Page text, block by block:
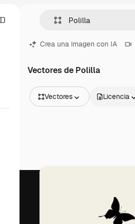
Crea una imagen con IA
Vectores de Polilla
Vectores
Vídeos
Licencia